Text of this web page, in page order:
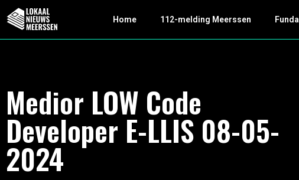
Home 112-melding Meerssen Funda
Medior LOW Code
Developer E-LLIS 08-05-
2024